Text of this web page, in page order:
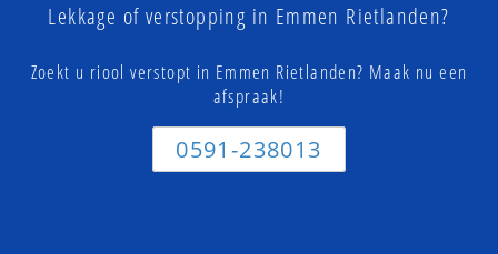
Lekkage of verstopping in Emmen Rietlanden?
Zoekt u riool verstopt in Emmen Rietlanden? Maak nu een
afspraak!
0591-238013